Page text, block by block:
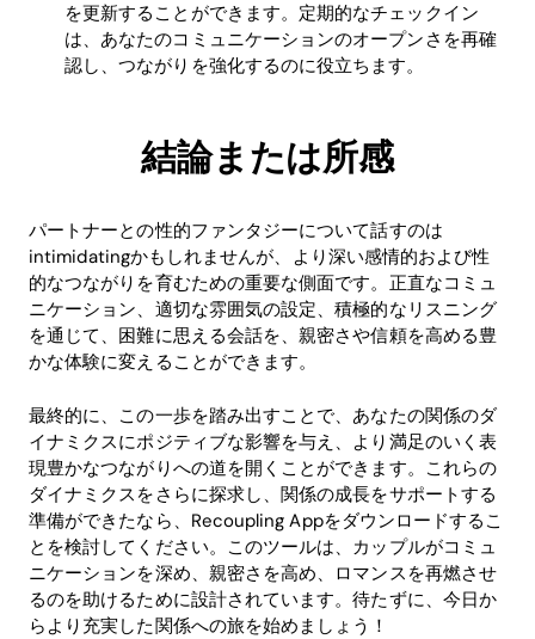
を更新することができます。定期的なチェックイン
は、あなたのコミュニケーションのオープンさを再確
認し、つながりを強化するのに役立ちます。
結論または所感
パートナーとの性的ファンタジーについて話すのは
intimidatingかもしれませんが、より深い感情的および性
的なつながりを育むための重要な側面です。正直なコミュ
ニケーション、適切な雰囲気の設定、積極的なリスニング
を通じて、困難に思える会話を、親密さや信頼を高める豊
かな体験に変えることができます。
最終的に、この一歩を踏み出すことで、あなたの関係のダ
イナミクスにポジティブな影響を与え、より満足のいく表
現豊かなつながりへの道を開くことができます。これらの
ダイナミクスをさらに探求し、関係の成長をサポートする
準備ができたなら、Recoupling Appをダウンロードするこ
とを検討してください。このツールは、カップルがコミュ
ニケーションを深め、親密さを高め、ロマンスを再燃させ
るのを助けるために設計されています。待たずに、今日か
らより充実した関係への旅を始めましょう！